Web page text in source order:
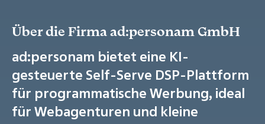
Über die Firma ad:personam GmbH
ad:personam bietet eine KI-
gesteuerte Self-Serve DSP-Plattform
für programmatische Werbung, ideal
für Webagenturen und kleine